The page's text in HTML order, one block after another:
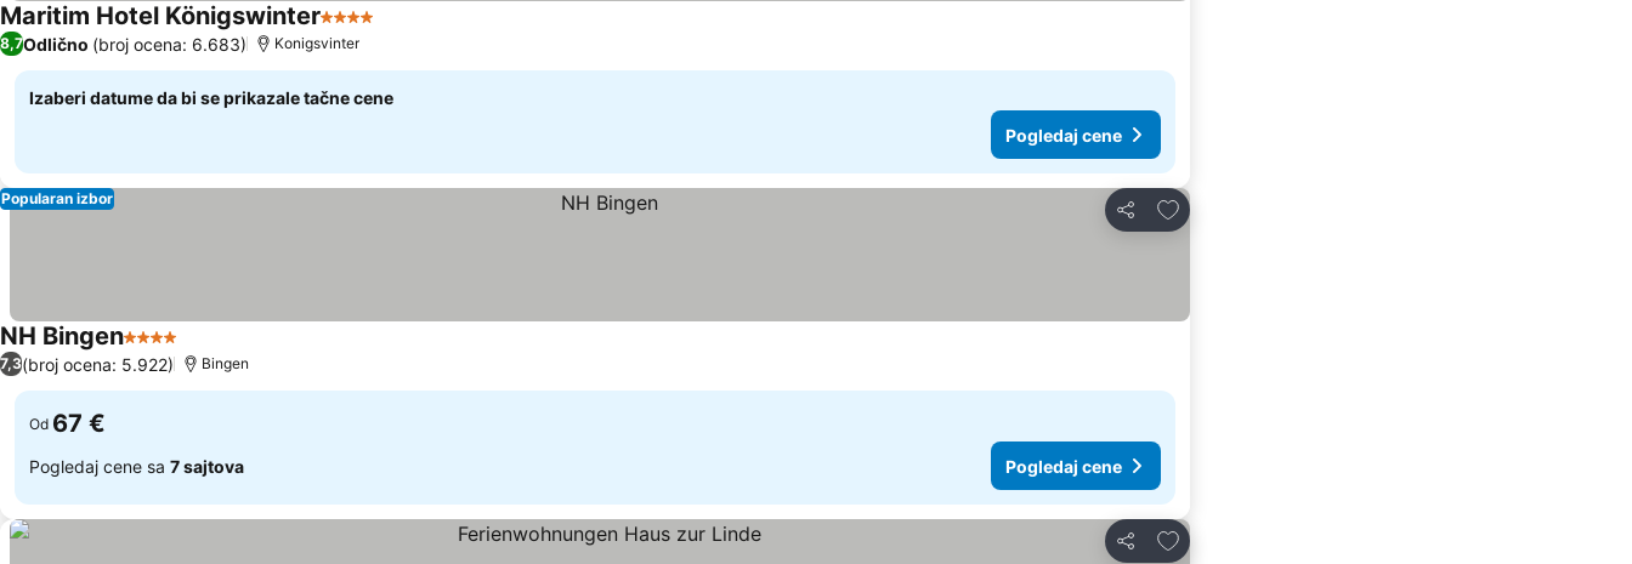
Maritim Hotel Königswinter4 Zvezdice
8,7Odlično (broj ocena: 6.683) Konigsvinter
Izaberi datume da bi se prikazale tačne cene
Pogledaj cene
Deli
Dodati u favorite
Popularan izbor
NH Bingen4 Zvezdice
7,3(broj ocena: 5.922) Bingen
Od 67 €
Pogledaj cene sa 7 sajtova Pogledaj cene
Deli
Dodati u favorite